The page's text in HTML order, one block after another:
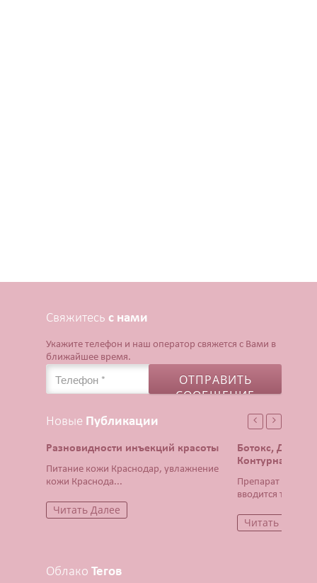
Свяжитесь с нами
Укажите телефон и наш оператор свяжется с Вами в
ближайшее время.
Новые Публикации
Разновидности инъекций красоты
Питание кожи Краснодар, увлажнение
кожи Краснода...
Читать Далее
Ботокс,
Контурная
Препарат Ботокс
вводится тонча...
Читать Далее
Облако Тегов